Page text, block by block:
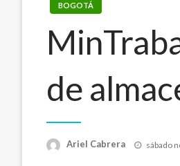
BOGOTÁ
de
Ariel Cabrera sábado